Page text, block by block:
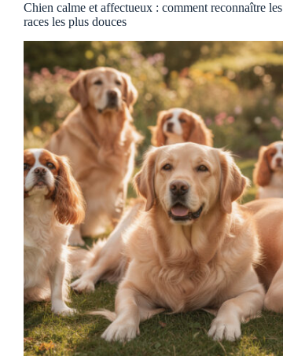
Chien calme et affectueux : comment reconnaître les
races les plus douces